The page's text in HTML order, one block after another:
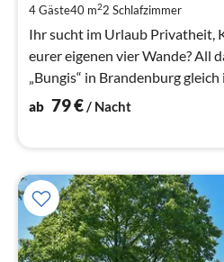
4 Gäste40 m22 Schlafzimmer
Ihr sucht im Urlaub Privatheit,
eurer eigenen vier Wande? All
„Bungis“ in Brandenburg
Ausfuhrung.
ab 79€/ Nacht